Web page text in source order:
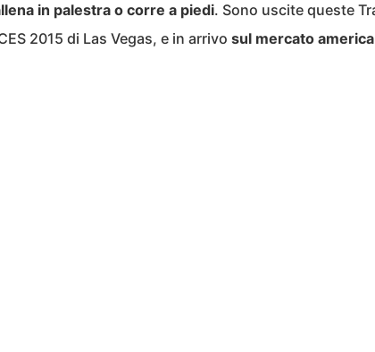
in palestra o corre a piedi. Sono uscite queste
2015 di Las Vegas, e in arrivo sul mercato